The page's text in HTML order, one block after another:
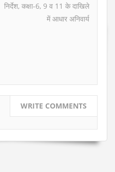
निर्देश, कक्षा-6, 9 व 11 के दाखिले
में आधार अनिवार्य
WRITE COMMENTS